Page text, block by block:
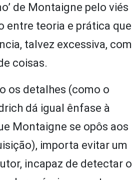
de Montaigne pelo viés
entre teoria e prática que
talvez excessiva, com
coisas.
os detalhes (como o
dá igual ênfase à
Montaigne se opôs aos
importa evitar um
incapaz de detectar o